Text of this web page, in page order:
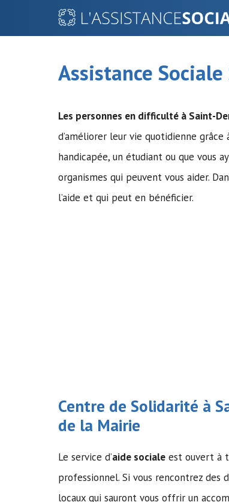
Assistance
Les personnes en difficulté à Saint-
d’améliorer leur vie quotidienne
handicapée, un étudiant ou que vous
organismes qui peuvent vous aider.
l’aide et qui peut en bénéficier.
Centre de Solidarité à
de la Mairie
Le service d’aide sociale est ouvert à
professionnel. Si vous rencontrez des
locaux qui sauront vous offrir un